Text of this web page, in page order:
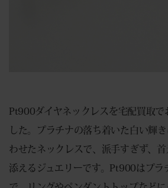
Pt900ダイヤネックレスを宅配買取で
した。プラチナの落ち着いた白い輝
わせたネックレスで、派手すぎず、
添えるジュエリーです。Pt900はプラ